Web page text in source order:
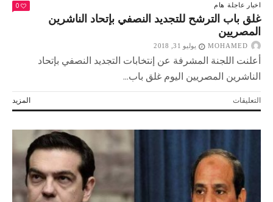
اخبار عاجلة هام 0
غلق باب الترشح للتجديد النصفي بإتحاد الناشرين
المصريين
MOHAMED يوليو 31, 2018
أعلنت اللجنة المشرفة عن إنتخابات التجديد النصفي بإتحاد
الناشرين المصريين اليوم غلق باب...
المزيد التعليقاتعلى
غلق
النصفي
بإتحاد
الناشرين
المصريين